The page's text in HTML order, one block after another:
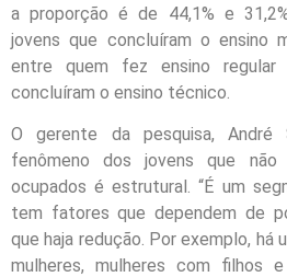
a proporção é de 44,1% e
jovens que concluíram o ensino
entre quem fez ensino
concluíram o ensino técnico.
O gerente da pesquisa, André
fenômeno dos jovens que
ocupados é estrutural. “É um
tem fatores que dependem de
que haja redução. Por exemplo, há
mulheres, mulheres com filhos